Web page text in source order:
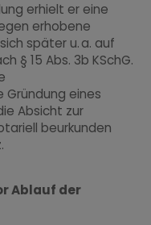
erhielt er eine
erhobene
später u. a. auf
§ 15 Abs. 3b KSchG.
Gründung eines
Absicht zur
beurkunden
Ablauf der